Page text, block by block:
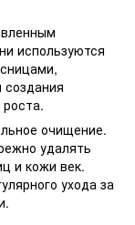
используются
создания
очищение.
удалять
и кожи век.
ухода за